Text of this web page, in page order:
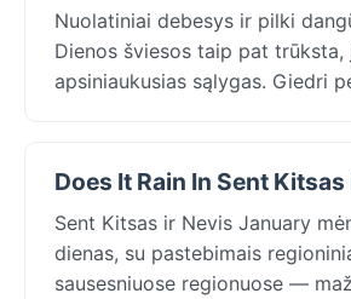
Nuolatiniai debesys ir pilki
Dienos šviesos taip pat
apsiniaukusias sąlygas. Giedri
Does It Rain In Sent
Sent Kitsas ir Nevis January
dienas, su pastebimais
sausesniuose regionuose —